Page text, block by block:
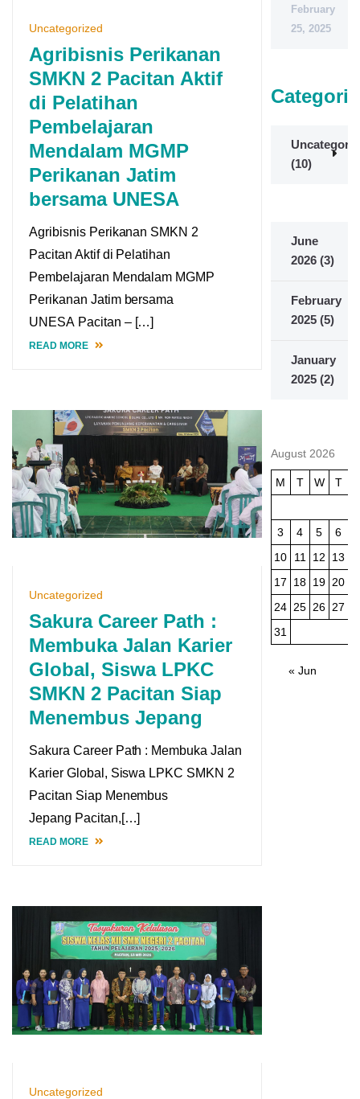
Uncategorized
Agribisnis Perikanan
SMKN 2 Pacitan Aktif
di Pelatihan
Pembelajaran
Mendalam MGMP
Perikanan Jatim
bersama UNESA
Agribisnis Perikanan SMKN 2
Pacitan Aktif di Pelatihan
Pembelajaran Mendalam MGMP
Perikanan Jatim bersama
UNESA Pacitan – […]
READ MORE
Uncategorized
Sakura Career Path :
Membuka Jalan Karier
Global, Siswa LPKC
SMKN 2 Pacitan Siap
Menembus Jepang
Sakura Career Path : Membuka Jalan
Karier Global, Siswa LPKC SMKN 2
Pacitan Siap Menembus
Jepang Pacitan,[…]
READ MORE
Uncategorized
February
25, 2025
(10)
June
2026(3)
February
2025(5)
January
2025(2)
August 2026
M T W T
3 4 5 6
10
11 12 13
17
18 19 20
24 25 26 27
31
« Jun